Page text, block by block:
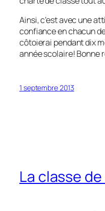
Ainsi, c’est avec une
confiance en chacun
côtoierai pendant dix
année scolaire! Bonne
1 septembre 2013
La classe